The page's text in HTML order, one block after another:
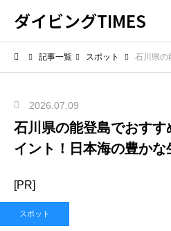
ダイビングTIMES
記事一覧 スポット 石川県の能登島
2026.07.09
石川県の能登島でおす
イント！日本海の豊かな
[PR]
スポット